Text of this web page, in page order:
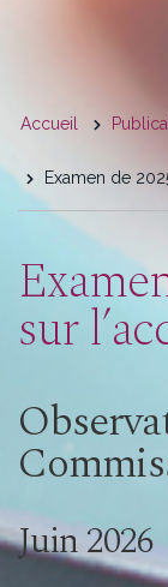
You
are
here
Accueil
Examen de
sur
Juin 2026